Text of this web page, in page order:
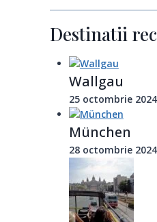
Destinatii
Wallgau
25 octombrie 2024
München
28 octombrie 2024